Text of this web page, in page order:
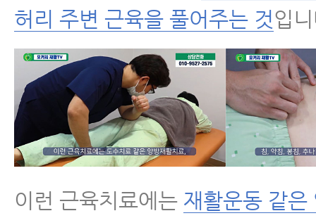
허리 주변 근육을 풀어주는 것입
이런 근육치료에는 재활운동 같은